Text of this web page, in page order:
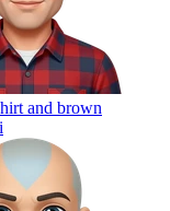
and brown